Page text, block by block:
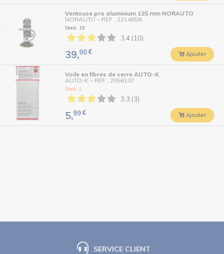
Ventouse pro aluminium 125 mm NORAUTO
NORAUTO – REF : 2214659
Stock : 19
3.4 (10)
39,90€ Ajouter
Voile en fibres de verre AUTO-K
AUTO-K – REF : 2556107
Stock : 2
3.3 (3)
5,99€ Ajouter
SERVICE CLIENT